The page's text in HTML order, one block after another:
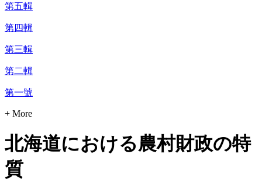
第五輯
第四輯
第三輯
第二輯
第一號
+ More
北海道における農村財政の特
質